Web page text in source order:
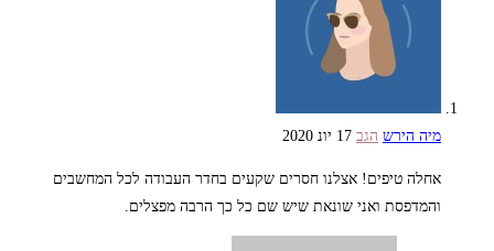
מיה הירש הגב 17 יונ 2020
אחלה טיפים! אצלנו חסרים שקעים בחדר העבודה לכל המחשבים
והמדפסת ואני שונאת שיש שם כל כך הרבה מפצלים.